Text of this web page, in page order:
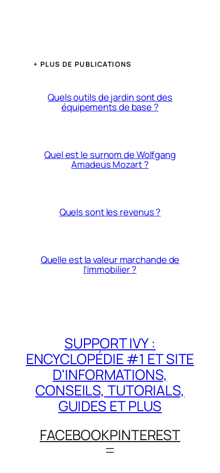
+ PLUS DE PUBLICATIONS
Quels outils de jardin sont des
équipements de base ?
Quel est le surnom de Wolfgang
Amadeus Mozart ?
Quels sont les revenus ?
Quelle est la valeur marchande de
l’immobilier ?
SUPPORT IVY :
ENCYCLOPÉDIE #1 ET SITE
D'INFORMATIONS,
CONSEILS, TUTORIALS,
GUIDES ET PLUS
FACEBOOKPINTEREST